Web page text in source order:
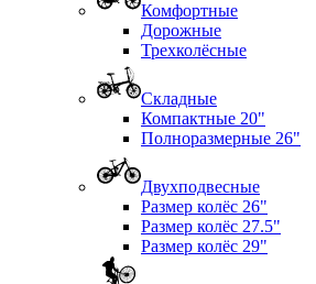
Комфортные
Дорожные
Трехколёсные
Складные
Компактные 20"
Полноразмерные 26"
Двухподвесные
Размер колёс 26"
Размер колёс 27.5"
Размер колёс 29"